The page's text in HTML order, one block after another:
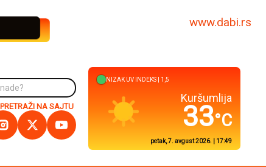
www.dabi.rs
PRETRAŽI NA SAJTU
NIZAKUV INDEKS | 1,5
Kuršumlija
33°C
petak, 7. avgust 2026. | 17:49